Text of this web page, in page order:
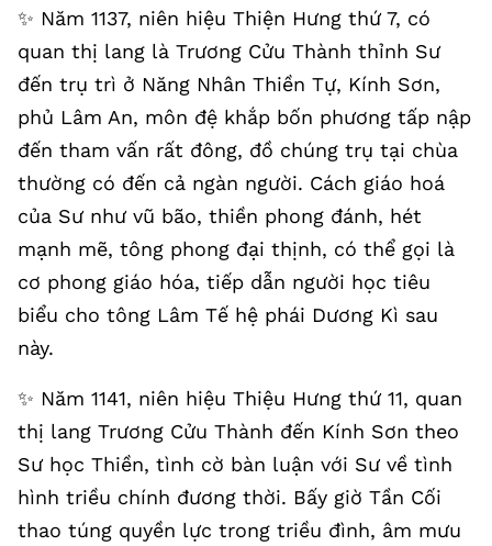
✨️ Năm 1137, niên hiệu Thiện Hưng thứ 7, có
quan thị lang là Trương Cửu Thành thỉnh Sư
đến trụ trì ở Năng Nhân Thiền Tự, Kính Sơn,
phủ Lâm An, môn đệ khắp bốn phương tấp nập
đến tham vấn rất đông, đồ chúng trụ tại chùa
thường có đến cả ngàn người. Cách giáo hoá
của Sư như vũ bão, thiền phong đánh, hét
mạnh mẽ, tông phong đại thịnh, có thể gọi là
cơ phong giáo hóa, tiếp dẫn người học tiêu
biểu cho tông Lâm Tế hệ phái Dương Kì sau
này.
✨️ Năm 1141, niên hiệu Thiệu Hưng thứ 11, quan
thị lang Trương Cửu Thành đến Kính Sơn theo
Sư học Thiền, tình cờ bàn luận với Sư về tình
hình triều chính đương thời. Bấy giờ Tần Cối
thao túng quyền lực trong triều đình, âm mưu